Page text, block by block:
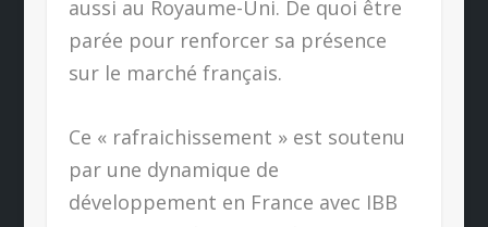
aussi au Royaume-Uni. De quoi être
parée pour renforcer sa présence
sur le marché français.
Ce « rafraichissement » est soutenu
par une dynamique de
développement en France avec IBB